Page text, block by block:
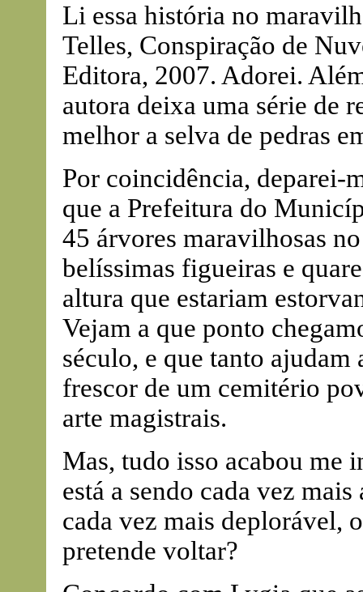
Li essa história no
Telles, Conspiração de
Editora, 2007. Adorei.
autora deixa uma série de
melhor a selva de pedras
Por coincidência, deparei-
que a Prefeitura do
45 árvores maravilhosas
belíssimas figueiras e
altura que estariam
Vejam a que ponto
século, e que tanto
frescor de um cemitério
arte magistrais.
Mas, tudo isso acabou me
está a sendo cada vez
cada vez mais deplorável,
pretende voltar?